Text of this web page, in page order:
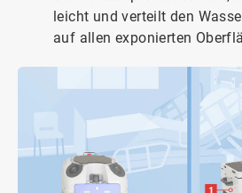
leicht und verteilt den
auf allen exponierten